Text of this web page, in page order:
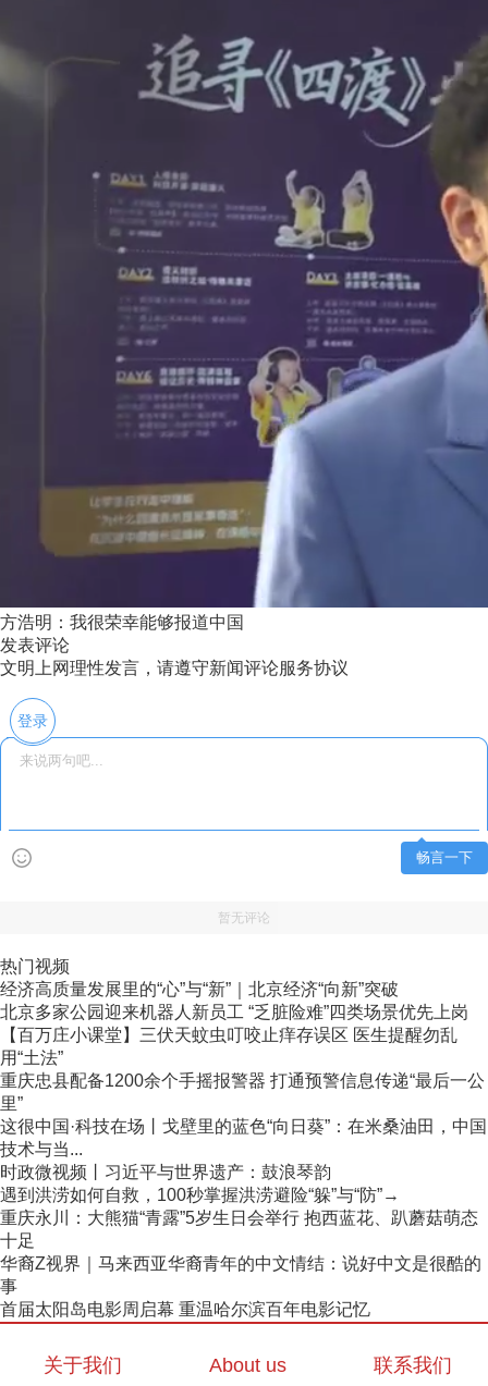
方浩明：我很荣幸能够报道中国
发表评论
文明上网理性发言，请遵守新闻评论服务协议
登录
畅言一下
暂无评论
热门视频
经济高质量发展里的“心”与“新”｜北京经济“向新”突破
北京多家公园迎来机器人新员工 “乏脏险难”四类场景优先上岗
【百万庄小课堂】三伏天蚊虫叮咬止痒存误区 医生提醒勿乱
用“土法”
重庆忠县配备1200余个手摇报警器 打通预警信息传递“最后一公
里”
这很中国·科技在场丨戈壁里的蓝色“向日葵”：在米桑油田，中国
技术与当...
时政微视频丨习近平与世界遗产：鼓浪琴韵
遇到洪涝如何自救，100秒掌握洪涝避险“躲”与“防”→
重庆永川：大熊猫“青露”5岁生日会举行 抱西蓝花、趴蘑菇萌态
十足
华裔Z视界｜马来西亚华裔青年的中文情结：说好中文是很酷的
事
首届太阳岛电影周启幕 重温哈尔滨百年电影记忆
关于我们 About us 联系我们